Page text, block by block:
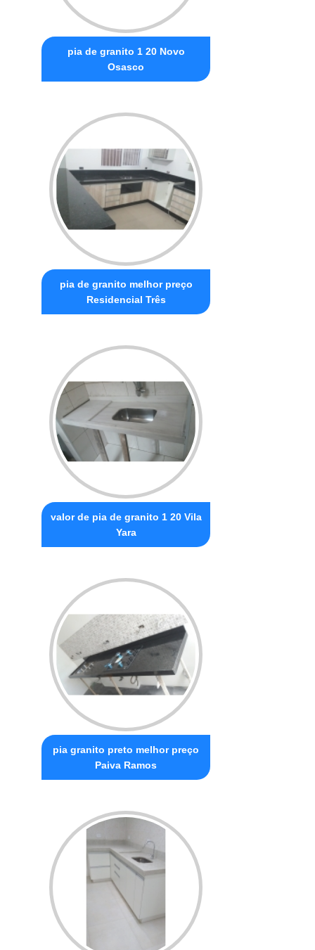
pia de granito 1 20 Novo
Osasco
pia de granito melhor preço
Residencial Três
valor de pia de granito 1 20 Vila
Yara
pia granito preto melhor preço
Paiva Ramos